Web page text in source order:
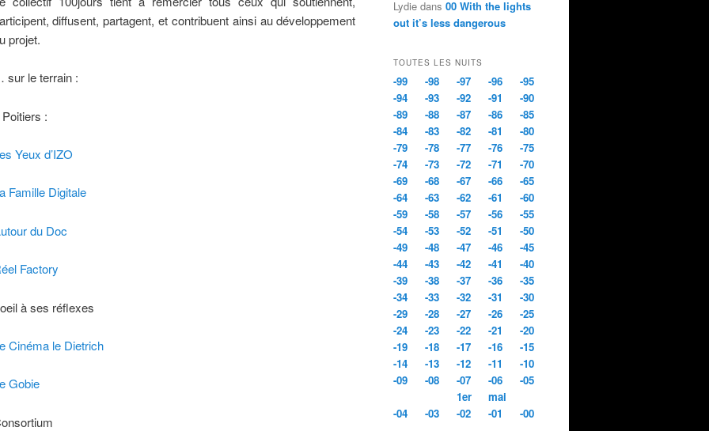
diffusent, partagent, et contribuent ainsi au développement
projet.
sur le terrain :
:
Yeux d’IZO
Famille Digitale
du Doc
Factory
à ses réflexes
Cinéma le Dietrich
Gobie
Lydie dans 00 With the lights
out it’s less dangerous
TOUTES LES NUITS
-99 -98 -97 -96
-95
-94
-93 -92 -91
-90
-89
-88 -87 -86
-85
-84
-83 -82 -81
-80
-79
-78 -77 -76
-75
-74
-73 -72 -71
-70
-69
-68 -67 -66
-65
-64
-63 -62 -61
-60
-59
-58 -57 -56
-55
-54
-53 -52 -51
-50
-49
-48 -47 -46
-45
-44
-43 -42 -41
-40
-39
-38 -37 -36
-35
-34
-33 -32 -31
-30
-29
-28 -27 -26
-25
-24
-23 -22 -21
-20
-19
-18 -17 -16
-15
-14
-13 -12 -11
-10
-09
-08 -07 -06
-05
1er
mai
-04
-03 -02 -01 -00